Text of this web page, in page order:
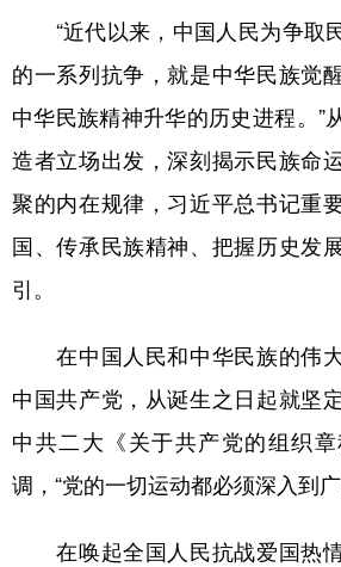
“近代以来，中国人民为争取
的一系列抗争，就是中华民族觉
中华民族精神升华的历史进程。”
造者立场出发，深刻揭示民族命
聚的内在规律，习近平总书记重
国、传承民族精神、把握历史发
引。
在中国人民和中华民族的伟大
中国共产党，从诞生之日起就坚
中共二大《关于共产党的组织
调，“党的一切运动都必须深入到广
在唤起全国人民抗战爱国热情